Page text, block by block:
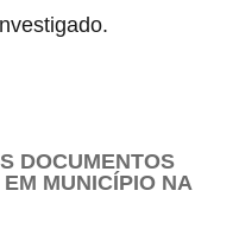
DOCUMENTOS
MUNICÍPIO NA